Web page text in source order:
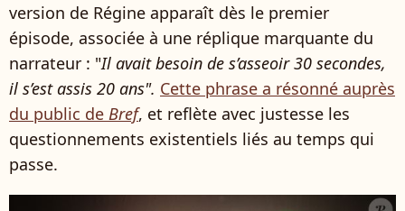
version de Régine apparaît dès le premier
épisode, associée à une réplique marquante du
narrateur : "Il avait besoin de s’asseoir 30 secondes,
il s’est assis 20 ans". Cette phrase a résonné auprès
du public de Bref, et reflète avec justesse les
questionnements existentiels liés au temps qui
passe.